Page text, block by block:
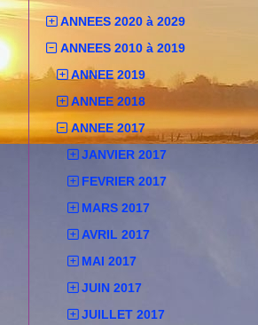
ANNEES 2020 à 2029
ANNEES 2010 à 2019
ANNEE 2019
ANNEE 2018
ANNEE 2017
JANVIER 2017
FEVRIER 2017
MARS 2017
AVRIL 2017
MAI 2017
JUIN 2017
JUILLET 2017